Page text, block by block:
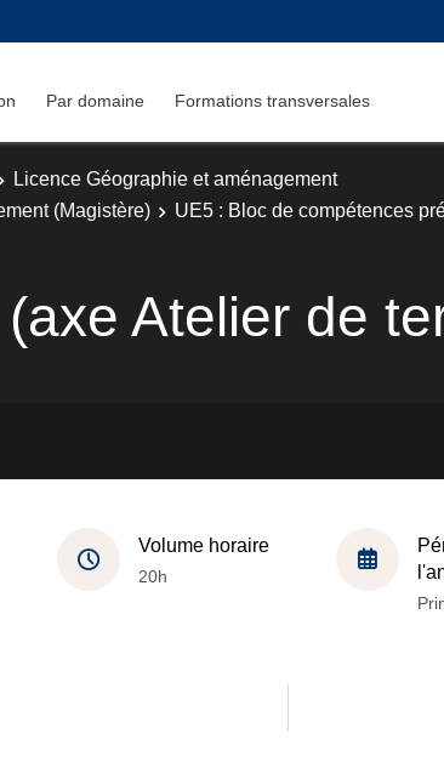
Par domaine Formations transversales
Licence Géographie et aménagement
(Magistère)
UE5 : Bloc de compétences
Atelier de
Volume horaire
20h